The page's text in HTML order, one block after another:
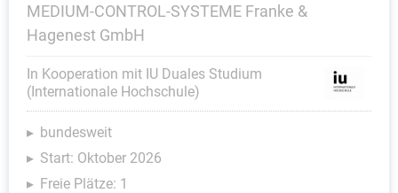
MEDIUM-CONTROL-SYSTEME Franke &
Hagenest GmbH
In Kooperation mit IU Duales Studium
(Internationale Hochschule)
bundesweit
Start: Oktober 2026
Freie Plätze: 1